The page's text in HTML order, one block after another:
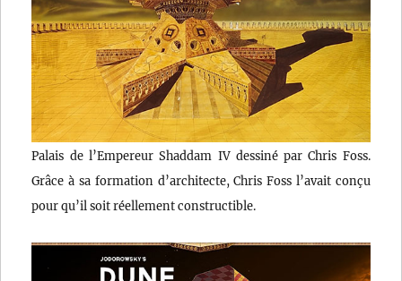
Palais de l’Empereur Shaddam IV dessiné par Chris Foss.
Grâce à sa formation d’architecte, Chris Foss l’avait conçu
pour qu’il soit réellement constructible.